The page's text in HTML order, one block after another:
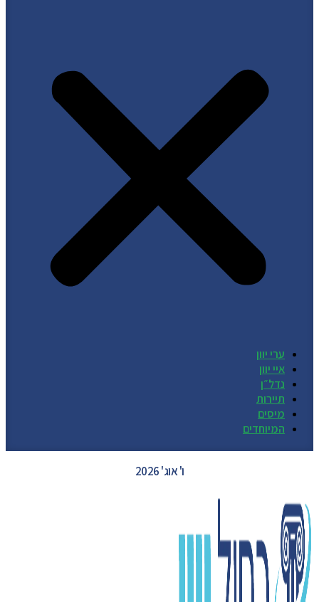
ערי יוון
איי יוון
נדל״ן
תיירות
מיסים
המיוחדים
ו' אוג' 2026